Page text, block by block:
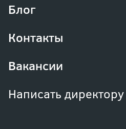
Блог
Контакты
Вакансии
Написать директору